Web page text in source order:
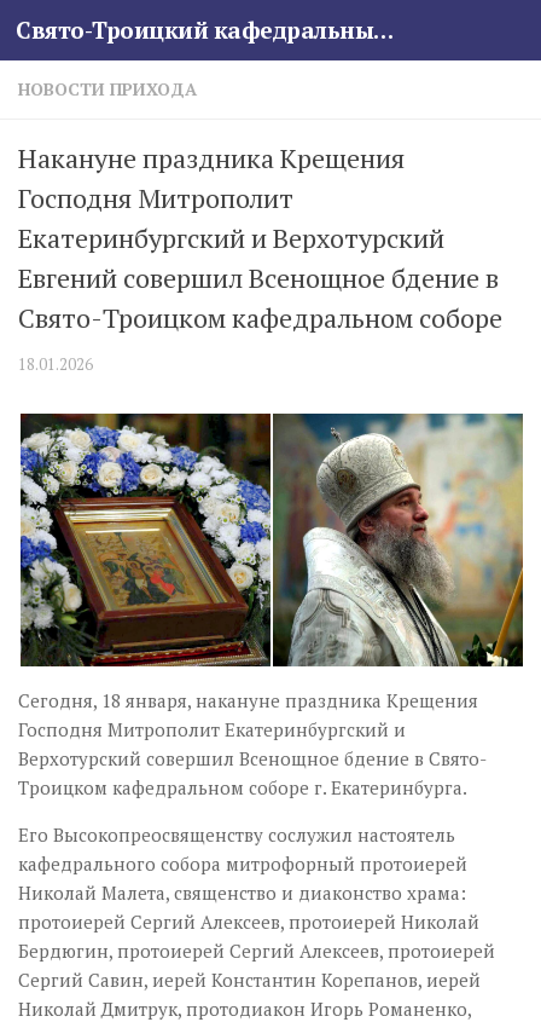
Skip to content Свято-Троицкий кафедральный собор
НОВОСТИ ПРИХОДА
Накануне праздника Крещения
Господня Митрополит
Екатеринбургский и Верхотурский
Евгений совершил Всенощное бдение в
Свято-Троицком кафедральном соборе
18.01.2026
Сегодня, 18 января, накануне праздника Крещения
Господня Митрополит Екатеринбургский и
Верхотурский совершил Всенощное бдение в Свято-
Троицком кафедральном соборе г. Екатеринбурга.
Его Высокопреосвященству сослужил настоятель
кафедрального собора митрофорный протоиерей
Николай Малета, священство и диаконство храма:
протоиерей Сергий Алексеев, протоиерей Николай
Бердюгин, протоиерей Сергий Алексеев, протоиерей
Сергий Савин, иерей Константин Корепанов, иерей
Николай Дмитрук, протодиакон Игорь Романенко,